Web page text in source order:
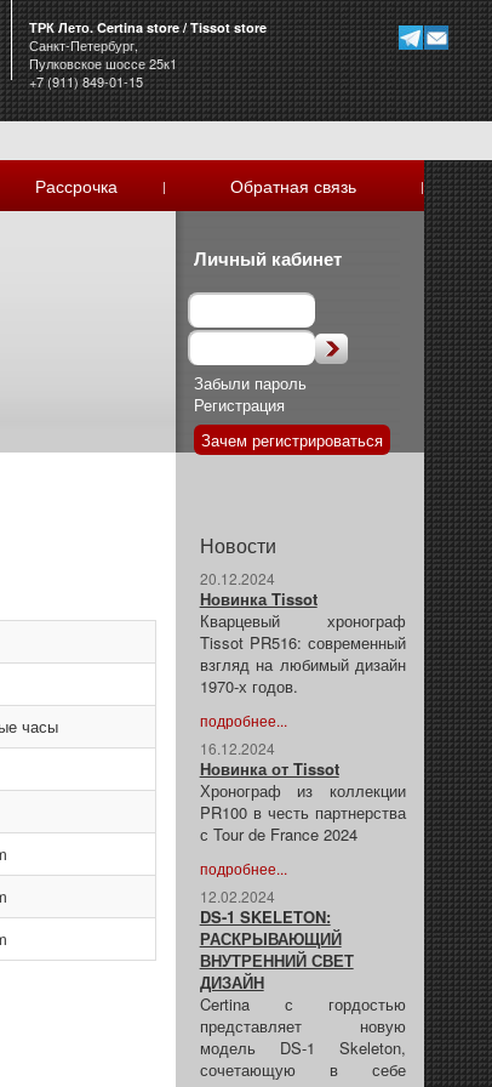
ТРК Лето. Certina store / Tissot store
Санкт-Петербург,
Пулковское шоссе 25к1
+7 (911) 849-01-15
Рассрочка | Обратная связь |
часы
Личный кабинет
Забыли пароль
Регистрация
Зачем регистрироваться
Новости
20.12.2024
Новинка Tissot
Кварцевый хронограф
Tissot PR516: современный
взгляд на любимый дизайн
1970-х годов.
подробнее...
16.12.2024
Новинка от Tissot
Хронограф из коллекции
PR100 в честь партнерства
с Tour de France 2024
подробнее...
12.02.2024
DS-1 SKELETON:
РАСКРЫВАЮЩИЙ
ВНУТРЕННИЙ СВЕТ
ДИЗАЙН
Certina с гордостью
представляет новую
модель DS-1 Skeleton,
сочетающую в себе